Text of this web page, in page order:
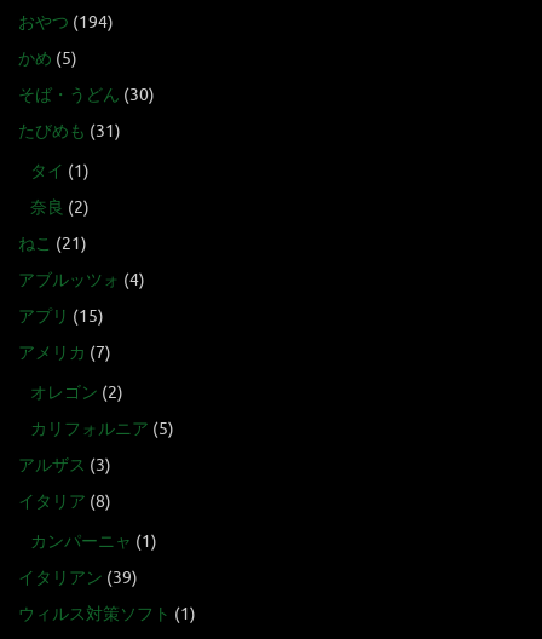
おやつ (194)
かめ (5)
そば・うどん (30)
たびめも (31)
タイ (1)
奈良 (2)
ねこ (21)
アブルッツォ (4)
アプリ (15)
アメリカ (7)
オレゴン (2)
カリフォルニア (5)
アルザス (3)
イタリア (8)
カンパーニャ (1)
イタリアン (39)
ウィルス対策ソフト (1)